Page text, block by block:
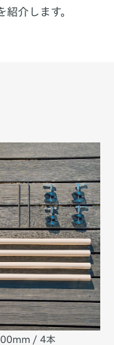
介します。
/ 4本